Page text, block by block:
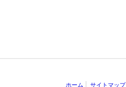
ホーム サイトマップ